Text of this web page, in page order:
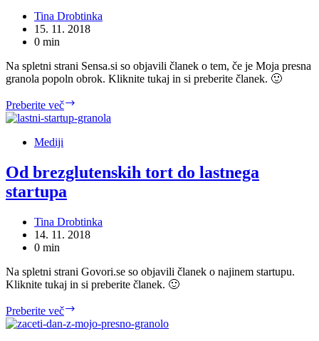
Roadshow
Live!
Tina Drobtinka
15. 11. 2018
0 min
Na spletni strani Sensa.si so objavili članek o tem, če je Moja presna
granola popoln obrok. Kliknite tukaj in si preberite članek. 🙂
Preberite več
je
Moja
popoln
obrok?
Mediji
Od brezglutenskih tort do lastnega
startupa
Tina Drobtinka
14. 11. 2018
0 min
Na spletni strani Govori.se so objavili članek o najinem startupu.
Kliknite tukaj in si preberite članek. 🙂
Preberite več
brezglutenskih
tort